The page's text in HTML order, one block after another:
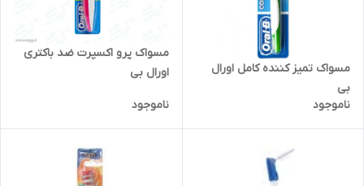
مسواک تمیز کننده کامل اورال
بی
ناموجود
مسواک پرو اکسپرت ضد باکتری
اورال بی
ناموجود